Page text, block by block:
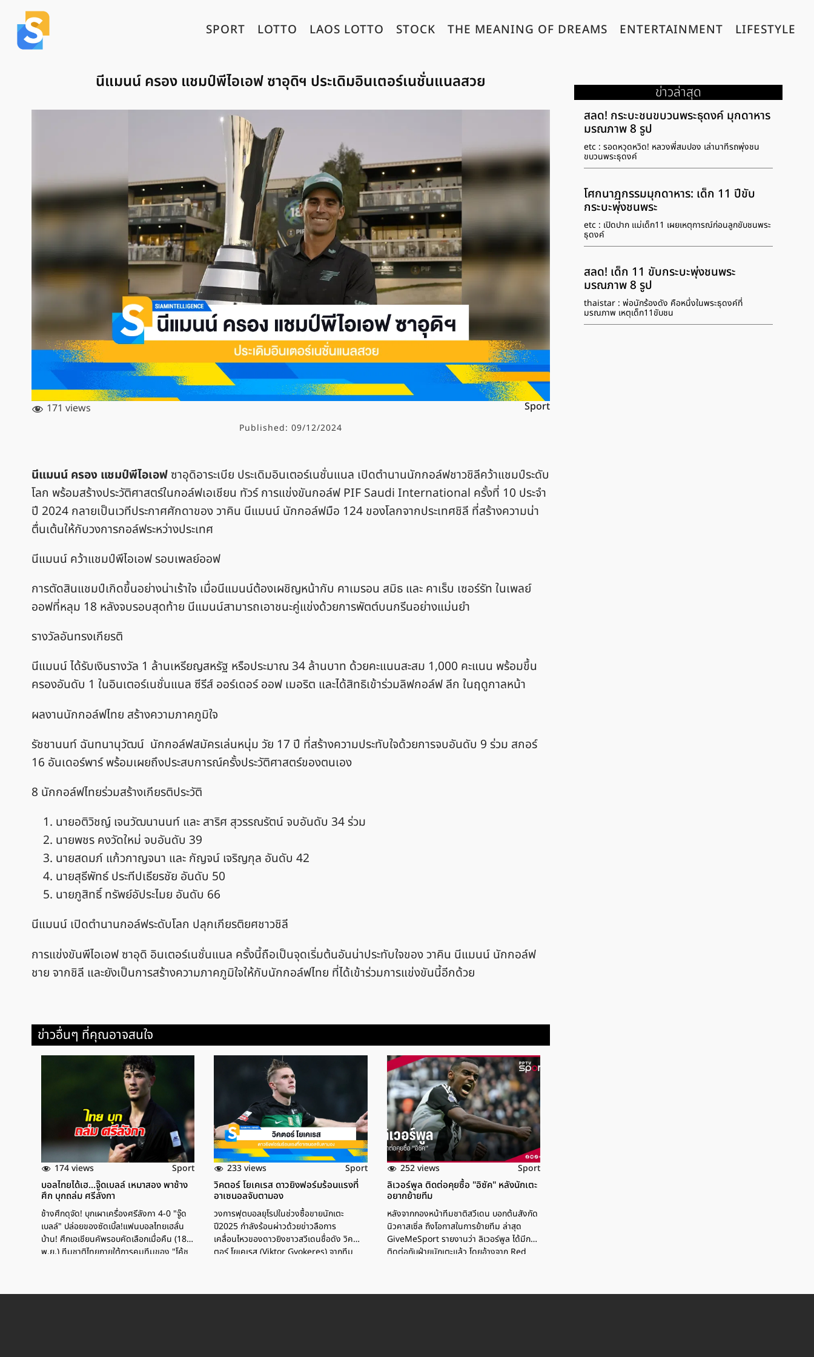
SPORT LOTTO LAOS LOTTO STOCK THE MEANING OF DREAMS ENTERTAINMENT LIFESTYLE
นีแมนน์ ครอง แชมป์พีไอเอฟ ซาอุดิฯ ประเดิมอินเตอร์เนชั่นแนลสวย
171 views Sport
Published: 09/12/2024
นีแมนน์ ครอง แชมป์พีไอเอฟ ซาอุดิอาระเบีย ประเดิมอินเตอร์เนชั่นแนล เปิดตำนานนักกอล์ฟชาวชิลีคว้าแชมป์ระดับ
โลก พร้อมสร้างประวัติศาสตร์ในกอล์ฟเอเชียน ทัวร์ การแข่งขันกอล์ฟ PIF Saudi International ครั้งที่ 10 ประจำ
ปี 2024 กลายเป็นเวทีประกาศศักดาของ วาคิน นีแมนน์ นักกอล์ฟมือ 124 ของโลกจากประเทศชิลี ที่สร้างความน่า
ตื่นเต้นให้กับวงการกอล์ฟระหว่างประเทศ
นีแมนน์ คว้าแชมป์พีไอเอฟ รอบเพลย์ออฟ
การตัดสินแชมป์เกิดขึ้นอย่างน่าเร้าใจ เมื่อนีแมนน์ต้องเผชิญหน้ากับ คาเมรอน สมิธ และ คาเร็บ เซอร์รัท ในเพลย์
ออฟที่หลุม 18 หลังจบรอบสุดท้าย นีแมนน์สามารถเอาชนะคู่แข่งด้วยการพัตต์บนกรีนอย่างแม่นยำ
รางวัลอันทรงเกียรติ
นีแมนน์ ได้รับเงินรางวัล 1 ล้านเหรียญสหรัฐ หรือประมาณ 34 ล้านบาท ด้วยคะแนนสะสม 1,000 คะแนน พร้อมขึ้น
ครองอันดับ 1 ในอินเตอร์เนชั่นแนล ซีรีส์ ออร์เดอร์ ออฟ เมอริต และได้สิทธิเข้าร่วมลิฟกอล์ฟ ลีก ในฤดูกาลหน้า
ผลงานนักกอล์ฟไทย สร้างความภาคภูมิใจ
รัชชานนท์ ฉันทนานุวัฒน์ นักกอล์ฟสมัครเล่นหนุ่ม วัย 17 ปี ที่สร้างความประทับใจด้วยการจบอันดับ 9 ร่วม สกอร์
16 อันเดอร์พาร์ พร้อมเผยถึงประสบการณ์ครั้งประวัติศาสตร์ของตนเอง
8 นักกอล์ฟไทยร่วมสร้างเกียรติประวัติ
นายอติวิชญ์ เจนวัฒนานนท์ และ สาริศ สุวรรณรัตน์ จบอันดับ 34 ร่วม
นายพชร คงวัดใหม่ จบอันดับ 39
นายสดมภ์ แก้วกาญจนา และ กัญจน์ เจริญกุล อันดับ 42
นายสุธีพัทธ์ ประทีปเธียรชัย อันดับ 50
นายภูสิทธิ์ ทรัพย์อัประไมย อันดับ 66
นีแมนน์ เปิดตำนานกอล์ฟระดับโลก ปลุกเกียรติยศชาวชิลี
การแข่งขันพีไอเอฟ ซาอุดิ อินเตอร์เนชั่นแนล ครั้งนี้ถือเป็นจุดเริ่มต้นอันน่าประทับใจของ วาคิน นีแมนน์ นักกอล์ฟ
ชาย จากชิลี และยังเป็นการสร้างความภาคภูมิใจให้กับนักกอล์ฟไทย ที่ได้เข้าร่วมการแข่งขันนี้อีกด้วย
ข่าวอื่นๆ ที่คุณอาจสนใจ
174 views Sport
บอลไทยได้เฮ...จู๊ดเบลล์ เหมาสอง พาช้าง
ศึก บุกถล่ม ศรีลังกา
ช้างศึกดุจัด! บุกเผาเครื่องศรีลังกา 4-0 "จู๊ด
เบลล์" ปล่อยของซัดเบิ้ล!แฟนบอลไทยเฮลั่น
บ้าน! ศึกเอเชียนคัพรอบคัดเลือกเมื่อคืน (18
พ.ย.) ทีมชาติไทยภายใต้การคุมทีมของ "โค้ช
233 views Sport
วิคตอร์ โยเคเรส ดาวยิงฟอร์มร้อนแรงที่
อาเซนอลจับตามอง
วงการฟุตบอลยุโรปในช่วงซื้อขายนักเตะ
ปี2025 กำลังร้อนผ่าวด้วยข่าวลือการ
เคลื่อนไหวของดาวยิงชาวสวีเดนชื่อดัง วิค
ตอร์ โยเคเรส (Viktor Gyokeres) จากทีม
252 views Sport
ลิเวอร์พูล ติดต่อคุยซื้อ "อิซัค" หลังนักเตะ
อยากย้ายทีม
หลังจากกองหน้าทีมชาติสวีเดน บอกต้นสังกัด
นิวคาสเซิ่ล ถึงโอกาสในการย้ายทีม ล่าสุด
GiveMeSport รายงานว่า ลิเวอร์พูล ได้มีการ
ติดต่อกับฝ่ายนักเตะแล้ว โดยอ้างจาก Red
ข่าวล่าสุด
สลด! กระบะชนขบวนพระธุดงค์ มุกดาหาร
มรณภาพ 8 รูป
etc : รอดหวุดหวิด! หลวงพี่สมปอง เล่านาทีรถพุ่งชน
ขบวนพระธุดงค์
โศกนาฏกรรมมุกดาหาร: เด็ก 11 ปีขับ
กระบะพุ่งชนพระ
etc : เปิดปาก แม่เด็ก11 เผยเหตุการณ์ก่อนลูกขับชนพระ
ธุดงค์
สลด! เด็ก 11 ขับกระบะพุ่งชนพระ
มรณภาพ 8 รูป
thaistar : พ่อนักร้องดัง คือหนึ่งในพระธุดงค์ที่
มรณภาพ เหตุเด็ก11ขับชน